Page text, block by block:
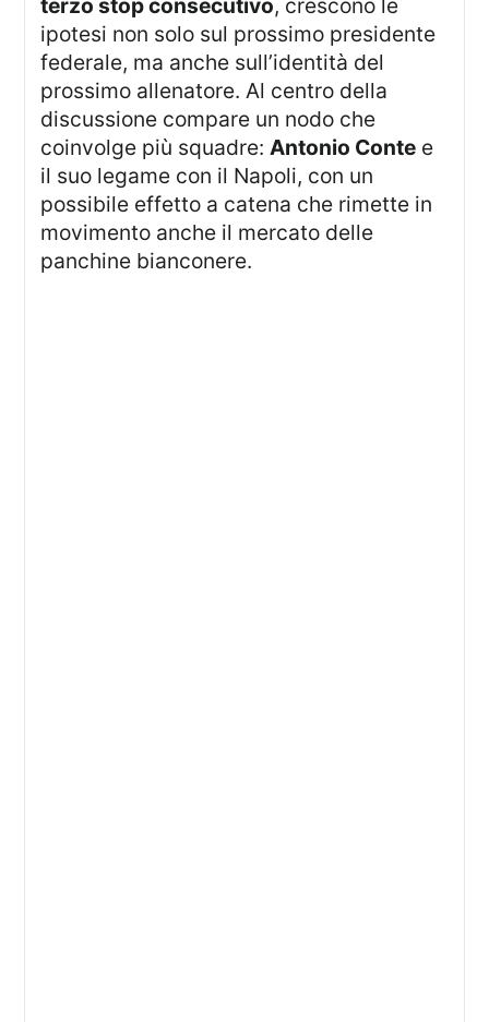
terzo stop consecutivo, crescono le
ipotesi non solo sul prossimo presidente
federale, ma anche sull’identità del
prossimo allenatore. Al centro della
discussione compare un nodo che
coinvolge più squadre:Antonio Conte e
il suo legame con il Napoli, con un
possibile effetto a catena che rimette in
movimento anche il mercato delle
panchine bianconere.